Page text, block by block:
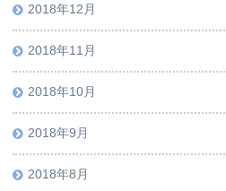
2018年12月
2018年11月
2018年10月
2018年9月
2018年8月